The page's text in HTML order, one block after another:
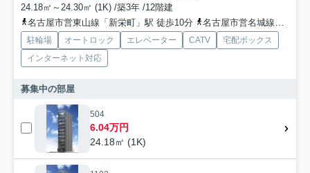
24.18㎡～24.30㎡ (1K) /築3年 /12階建
名古屋市営東山線「新栄町」駅 徒歩10分
名古屋市営名城線「矢場町」駅 徒歩12分
駐輪場 オートロック エレベーター CATV
宅配ボックス
インターネット対応
募集中の部屋
504
6.04万円
24.18㎡ (1K)